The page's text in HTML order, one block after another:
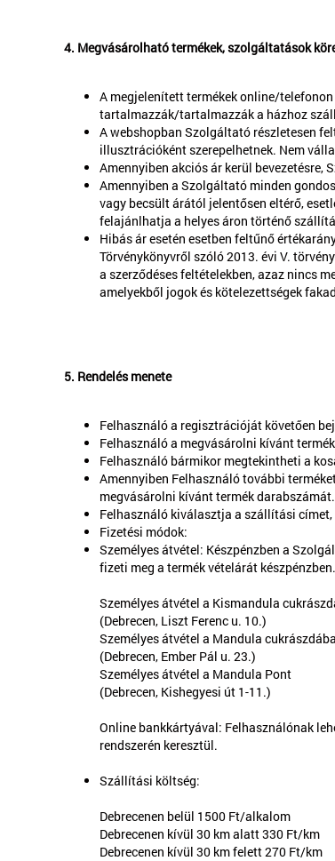
4. Megvásárolható termékek, szolgáltatások
A megjelenített termékek online/
tartalmazzák/tartalmazzák a házhoz
A webshopban Szolgáltató részletesen
illusztrációként szerepelhetnek. Nem
Amennyiben akciós ár kerül
Amennyiben a Szolgáltató minden
vagy becsült árától jelentősen eltérő,
felajánlhatja a helyes áron történő
Hibás ár esetén esetben feltűnő
Törvénykönyvről szóló 2013. évi V.
a szerződéses feltételekben, azaz nincs
amelyekből jogok és kötelezettségek
5. Rendelés menete
Felhasználó a regisztrációját követően
Felhasználó a megvásárolni kívánt
Felhasználó bármikor megtekintheti a
Amennyiben Felhasználó további
megvásárolni kívánt termék
Felhasználó kiválasztja a szállítási
Fizetési módok:
Személyes átvétel: Készpénzben a
fizeti meg a termék vételárát
Személyes átvétel a Kismandula
(Debrecen, Liszt Ferenc u. 10.)
Személyes átvétel a Mandula
(Debrecen, Ember Pál u. 23.)
Személyes átvétel a Mandula Pont
(Debrecen, Kishegyesi út 1-11.)
Online bankkártyával: Felhasználónak
rendszerén keresztül.
Szállítási költség:
Debrecenen belül 1500 Ft/alkalom
Debrecenen kívül 30 km alatt 330 Ft/km
Debrecenen kívül 30 km felett 270 Ft/km